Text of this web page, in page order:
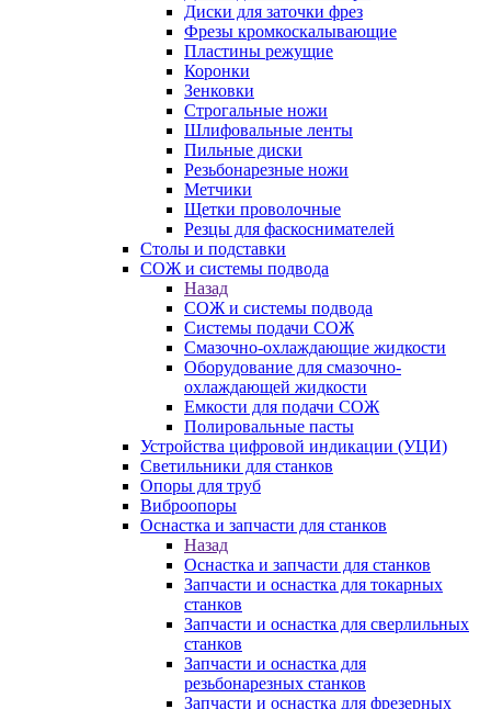
Диски для заточки фрез
Фрезы кромкоскалывающие
Пластины режущие
Коронки
Зенковки
Строгальные ножи
Шлифовальные ленты
Пильные диски
Резьбонарезные ножи
Метчики
Щетки проволочные
Резцы для фаскоснимателей
Столы и подставки
СОЖ и системы подвода
Назад
СОЖ и системы подвода
Системы подачи СОЖ
Смазочно-охлаждающие жидкости
Оборудование для смазочно-
охлаждающей жидкости
Емкости для подачи СОЖ
Полировальные пасты
Устройства цифровой индикации (УЦИ)
Светильники для станков
Опоры для труб
Виброопоры
Оснастка и запчасти для станков
Назад
Оснастка и запчасти для станков
Запчасти и оснастка для токарных
станков
Запчасти и оснастка для сверлильных
станков
Запчасти и оснастка для
резьбонарезных станков
Запчасти и оснастка для фрезерных